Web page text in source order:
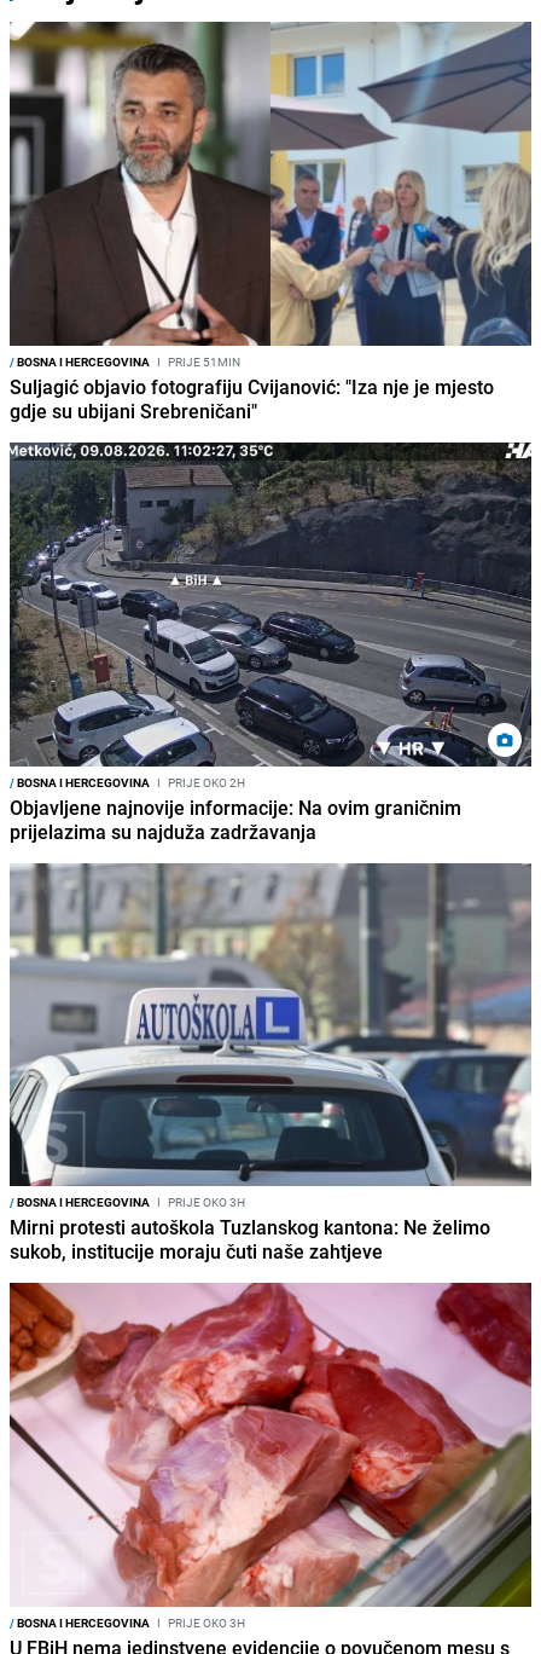
/BOSNA I HERCEGOVINA I PRIJE 51MIN
Suljagić objavio fotografiju Cvijanović: "Iza nje je mjesto
gdje su ubijani Srebreničani"
/BOSNA I HERCEGOVINA I PRIJE OKO 2H
Objavljene najnovije informacije: Na ovim graničnim
prijelazima su najduža zadržavanja
/BOSNA I HERCEGOVINA I PRIJE OKO 3H
Mirni protesti autoškola Tuzlanskog kantona: Ne želimo
sukob, institucije moraju čuti naše zahtjeve
/BOSNA I HERCEGOVINA I PRIJE OKO 3H
U FBiH nema jedinstvene evidencije o povučenom mesu s